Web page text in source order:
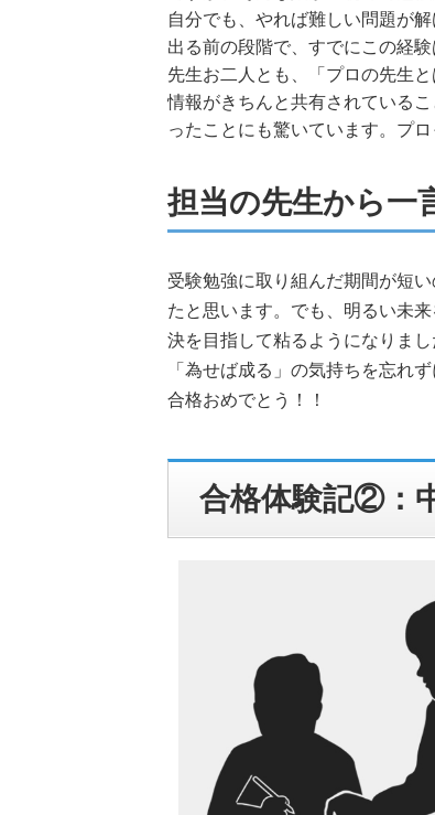
自分でも、やれば難しい問題が
出る前の段階で、すでにこの経
先生お二人とも、「プロの先生
情報がきちんと共有されている
ったことにも驚いています。プ
担当の先生から一
受験勉強に取り組んだ期間が短
たと思います。でも、明るい未
決を目指して粘るようになりま
「為せば成る」の気持ちを忘れ
合格おめでとう！！
合格体験記②：